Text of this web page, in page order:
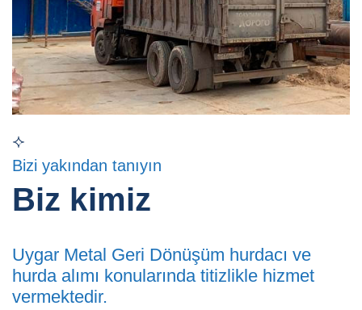
Bizi yakından tanıyın
Biz kimiz
Uygar Metal Geri Dönüşüm hurdacı ve
hurda alımı konularında titizlikle hizmet
vermektedir.